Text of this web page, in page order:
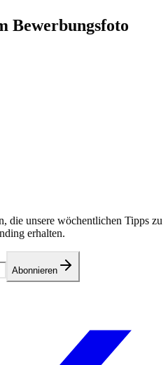
Bewerbungsfoto
die unsere wöchentlichen Tipps zu
erhalten.
Abonnieren